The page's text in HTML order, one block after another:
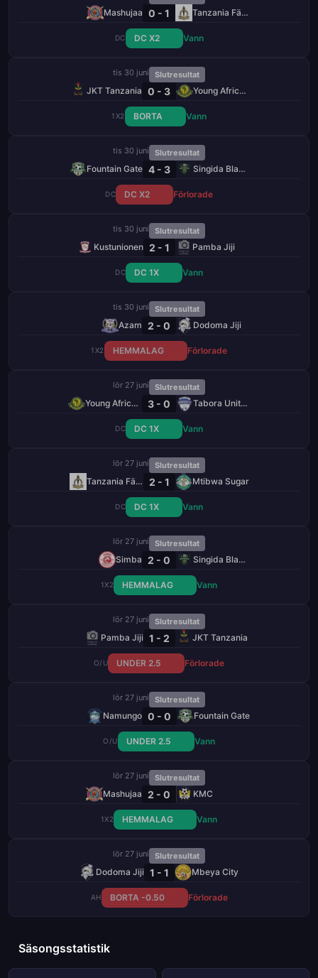
Mashujaa 0 - 1 Tanzania Fängelse
DC DC X2 Vann
tis 30 juni Slutresultat
JKT Tanzania 0 - 3 Young Africans
1X2 BORTA Vann
tis 30 juni Slutresultat
Fountain Gate 4 - 3 Singida Black Stars
DC DC X2 Förlorade
tis 30 juni Slutresultat
Kustunionen 2 - 1 Pamba Jiji
DC DC 1X Vann
tis 30 juni Slutresultat
Azam 2 - 0 Dodoma Jiji
1X2 HEMMALAG Förlorade
lör 27 juni Slutresultat
Young Africans 3 - 0 Tabora United
DC DC 1X Vann
lör 27 juni Slutresultat
Tanzania Fängelse 2 - 1 Mtibwa Sugar
DC DC 1X Vann
lör 27 juni Slutresultat
Simba 2 - 0 Singida Black Stars
1X2 HEMMALAG Vann
lör 27 juni Slutresultat
Pamba Jiji 1 - 2 JKT Tanzania
O/U UNDER 2.5 Förlorade
lör 27 juni Slutresultat
Namungo 0 - 0 Fountain Gate
O/U UNDER 2.5 Vann
lör 27 juni Slutresultat
Mashujaa 2 - 0 KMC
1X2 HEMMALAG Vann
lör 27 juni Slutresultat
Dodoma Jiji 1 - 1 Mbeya City
AH BORTA -0.50 Förlorade
Säsongsstatistik